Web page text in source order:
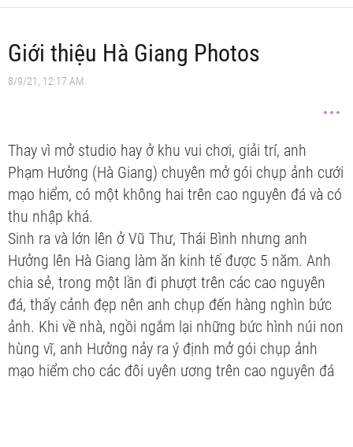
Giới thiệu Hà Giang Photos
8/9/21, 12:17 AM
Thay vì mở studio hay ở khu vui chơi, giải trí, anh
Phạm Hưởng (Hà Giang) chuyên mở gói chụp ảnh cưới
mạo hiểm, có một không hai trên cao nguyên đá và có
thu nhập khá.
Sinh ra và lớn lên ở Vũ Thư, Thái Bình nhưng anh
Hưởng lên Hà Giang làm ăn kinh tế được 5 năm. Anh
chia sẻ, trong một lần đi phượt trên các cao nguyên
đá, thấy cảnh đẹp nên anh chụp đến hàng nghìn bức
ảnh. Khi về nhà, ngồi ngắm lại những bức hình núi non
hùng vĩ, anh Hưởng nảy ra ý định mở gói chụp ảnh
mạo hiểm cho các đôi uyên ương trên cao nguyên đá